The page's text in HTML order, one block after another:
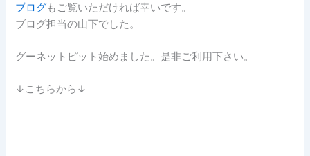
ブログもご覧いただければ幸いです。
ブログ担当の山下でした。
グーネットピット始めました。是非ご利用下さい。
↓こちらから↓